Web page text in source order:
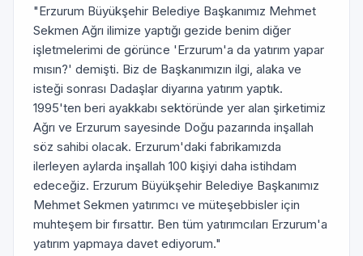
"Erzurum Büyükşehir Belediye Başkanımız Mehmet
Sekmen Ağrı ilimize yaptığı gezide benim diğer
işletmelerimi de görünce 'Erzurum'a da yatırım yapar
mısın?' demişti. Biz de Başkanımızın ilgi, alaka ve
isteği sonrası Dadaşlar diyarına yatırım yaptık.
1995'ten beri ayakkabı sektöründe yer alan şirketimiz
Ağrı ve Erzurum sayesinde Doğu pazarında inşallah
söz sahibi olacak. Erzurum'daki fabrikamızda
ilerleyen aylarda inşallah 100 kişiyi daha istihdam
edeceğiz. Erzurum Büyükşehir Belediye Başkanımız
Mehmet Sekmen yatırımcı ve müteşebbisler için
muhteşem bir fırsattır. Ben tüm yatırımcıları Erzurum'a
yatırım yapmaya davet ediyorum."